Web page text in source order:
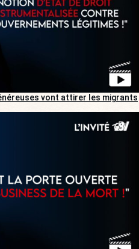
vont attirer les migrants